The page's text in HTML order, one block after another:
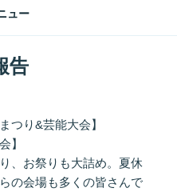
ュー
告
つり&芸能大会】
】
、お祭りも大詰め。夏休
の会場も多くの皆さんで